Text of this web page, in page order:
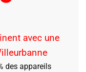
avec une
des appareils